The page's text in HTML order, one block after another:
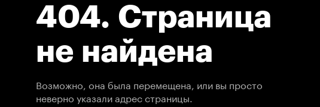
404. Страница
не найдена
Возможно, она была перемещена, или вы просто
неверно указали адрес страницы.